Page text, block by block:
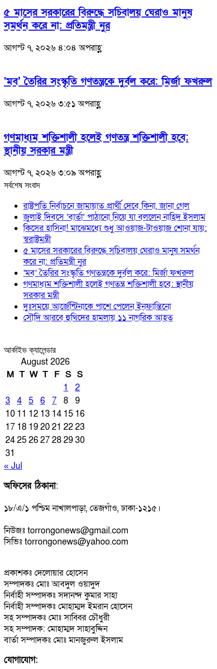
৫ মাসের সরকারের বিরুদ্ধে সচিবালয় ঘেরাও মানুষ
সমর্থন করে না: প্রতিমন্ত্রী নুর
আগস্ট ৭, ২০২৬ ৪:০৪ অপরাহ্ণ
‘মব’ তৈরির সংস্কৃতি গণতন্ত্রকে দুর্বল করে: মির্জা ফখরুল
আগস্ট ৭, ২০২৬ ৩:৫১ অপরাহ্ণ
গণমাধ্যম শক্তিশালী হলেই গণতন্ত্র শক্তিশালী হবে:
স্থানীয় সরকার মন্ত্রী
আগস্ট ৭, ২০২৬ ৩:০৯ অপরাহ্ণ
সর্বশেষ সংবাদ
রাষ্ট্রপতি নির্বাচনে জামায়াত প্রার্থী দেবে কিনা, জানা গেল
জুলাই দিবসে ‘বার্তা’ পাঠানো নিয়ে যা বললেন নাহিদ ইসলাম
কিসের হাসিনা! মাঝেমধ্যে শুধু আওয়াজ-টাওয়াজ শোনা যায়:
স্বরাষ্ট্রমন্ত্রী
৫ মাসের সরকারের বিরুদ্ধে সচিবালয় ঘেরাও মানুষ সমর্থন
করে না: প্রতিমন্ত্রী নুর
‘মব’ তৈরির সংস্কৃতি গণতন্ত্রকে দুর্বল করে: মির্জা ফখরুল
গণমাধ্যম শক্তিশালী হলেই গণতন্ত্র শক্তিশালী হবে: স্থানীয়
সরকার মন্ত্রী
দুঃসময়ে আর্জেন্টিনাকে পাশে পেলেন ইনফান্তিনো
সৌদি আরবে হুথিদের হামলায় ১১ নাগরিক আহত
আর্কাইভ ক্যালেন্ডার
August 2026
M T W T F S S
1
2
3
4 5 6 7 8
9
10 11 12 13 14 15 16
17 18 192021 2223
24252627282930
31
« Jul
অফিসের ঠিকানা:
১৮/এ/১ পশ্চিম নাখালপাড়া, তেজগাঁও, ঢাকা-১২১৫।
নিউজঃ torrongonews@gmail.com
সিভিঃ torrongonews@yahoo.com
প্রকাশকঃ দেলোয়ার হোসেন
সম্পাদকঃ মোঃ আবদুল ওয়াদুদ
নির্বাহী সম্পাদকঃ সদানন্দ কুমার সাহা
নির্বাহী সম্পাদকঃ মোহাম্মদ ইমরান হোসেন
সহ সম্পাদকঃ মোঃ সাব্বির চৌধুরী
সহ সম্পাদক: মোহাম্মদ সাহাবুদ্দিন
বার্তা সম্পাদকঃ মোঃ মানজুরুল ইসলাম
যোগাযোগ: